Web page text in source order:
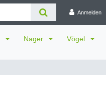
Anmelden
Nager Vögel